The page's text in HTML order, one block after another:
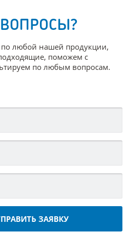
любой нашей продукции,
поможем с
по любым вопросам.
ЗАЯВКУ